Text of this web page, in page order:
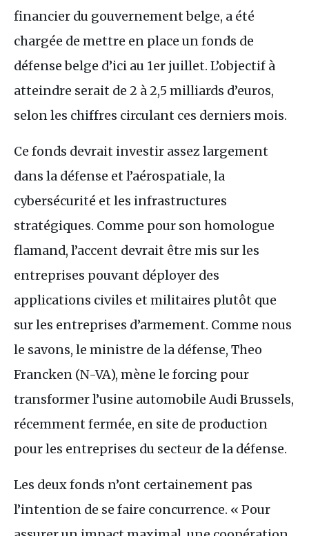
financier du gouvernement belge, a été
chargée de mettre en place un fonds de
défense belge d’ici au 1er juillet. L’objectif à
atteindre serait de 2 à 2,5 milliards d’euros,
selon les chiffres circulant ces derniers mois.
Ce fonds devrait investir assez largement
dans la défense et l’aérospatiale, la
cybersécurité et les infrastructures
stratégiques. Comme pour son homologue
flamand, l’accent devrait être mis sur les
entreprises pouvant déployer des
applications civiles et militaires plutôt que
sur les entreprises d’armement. Comme nous
le savons, le ministre de la défense, Theo
Francken (N-VA), mène le forcing pour
transformer l’usine automobile Audi Brussels,
récemment fermée, en site de production
pour les entreprises du secteur de la défense.
Les deux fonds n’ont certainement pas
l’intention de se faire concurrence. « Pour